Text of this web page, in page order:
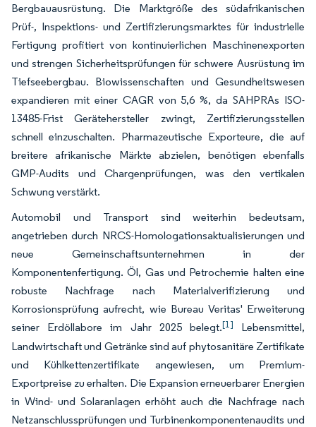
Bergbauausrüstung. Die Marktgröße des südafrikanischen
Prüf-, Inspektions- und Zertifizierungsmarktes für industrielle
Fertigung profitiert von kontinuierlichen Maschinenexporten
und strengen Sicherheitsprüfungen für schwere Ausrüstung im
Tiefseebergbau. Biowissenschaften und Gesundheitswesen
expandieren mit einer CAGR von 5,6 %, da SAHPRAs ISO-
13485-Frist Gerätehersteller zwingt, Zertifizierungsstellen
schnell einzuschalten. Pharmazeutische Exporteure, die auf
breitere afrikanische Märkte abzielen, benötigen ebenfalls
GMP-Audits und Chargenprüfungen, was den vertikalen
Schwung verstärkt.
Automobil und Transport sind weiterhin bedeutsam,
angetrieben durch NRCS-Homologationsaktualisierungen und
neue Gemeinschaftsunternehmen in der
Komponentenfertigung. Öl, Gas und Petrochemie halten eine
robuste Nachfrage nach Materialverifizierung und
Korrosionsprüfung aufrecht, wie Bureau Veritas' Erweiterung
seiner Erdöllabore im Jahr 2025 belegt.[1]
Lebensmittel,
Landwirtschaft und Getränke sind auf phytosanitäre Zertifikate
und Kühlkettenzertifikate angewiesen, um Premium-
Exportpreise zu erhalten. Die Expansion erneuerbarer Energien
in Wind- und Solaranlagen erhöht auch die Nachfrage nach
Netzanschlussprüfungen und Turbinenkomponentenaudits und